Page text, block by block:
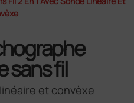
sans fil
et convèxe